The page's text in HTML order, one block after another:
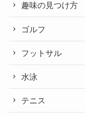
趣味の見つけ方
ゴルフ
フットサル
水泳
テニス